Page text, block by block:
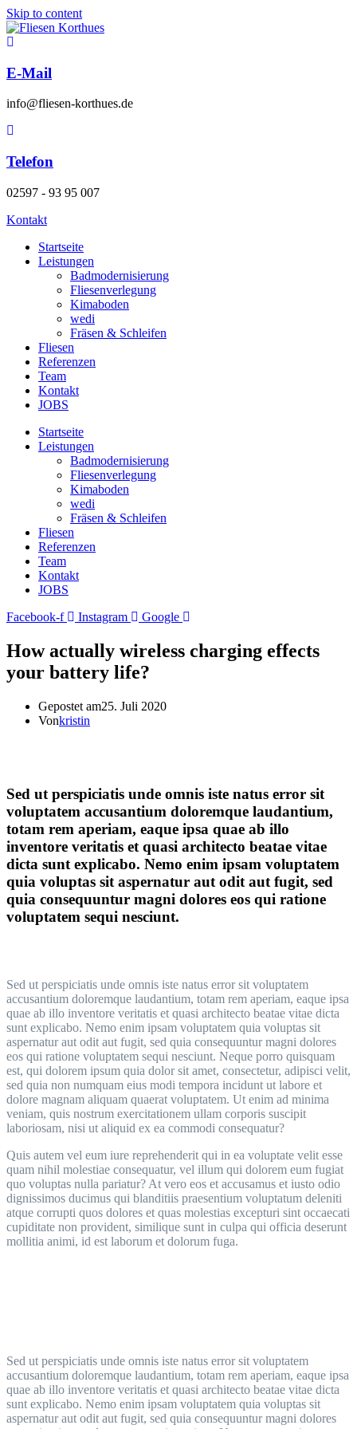
Skip to content
E-Mail
info@fliesen-korthues.de
Telefon
02597 - 93 95 007
Kontakt
Startseite
Leistungen
Badmodernisierung
Fliesenverlegung
Kimaboden
wedi
Fräsen & Schleifen
Fliesen
Referenzen
Team
Kontakt
JOBS
Startseite
Leistungen
Badmodernisierung
Fliesenverlegung
Kimaboden
wedi
Fräsen & Schleifen
Fliesen
Referenzen
Team
Kontakt
JOBS
Facebook-f
Instagram Google
How actually wireless charging effects
your battery life?
Gepostet am25. Juli 2020
Vonkristin
Sed ut perspiciatis unde omnis iste natus error sit
voluptatem accusantium doloremque laudantium,
totam rem aperiam, eaque ipsa quae ab illo
inventore veritatis et quasi architecto beatae vitae
dicta sunt explicabo. Nemo enim ipsam voluptatem
quia voluptas sit aspernatur aut odit aut fugit, sed
quia consequuntur magni dolores eos qui ratione
voluptatem sequi nesciunt.
Sed ut perspiciatis unde omnis iste natus error sit voluptatem
accusantium doloremque laudantium, totam rem aperiam, eaque ipsa
quae ab illo inventore veritatis et quasi architecto beatae vitae dicta
sunt explicabo. Nemo enim ipsam voluptatem quia voluptas sit
aspernatur aut odit aut fugit, sed quia consequuntur magni dolores
eos qui ratione voluptatem sequi nesciunt. Neque porro quisquam
est, qui dolorem ipsum quia dolor sit amet, consectetur, adipisci velit,
sed quia non numquam eius modi tempora incidunt ut labore et
dolore magnam aliquam quaerat voluptatem. Ut enim ad minima
veniam, quis nostrum exercitationem ullam corporis suscipit
laboriosam, nisi ut aliquid ex ea commodi consequatur?
Quis autem vel eum iure reprehenderit qui in ea voluptate velit esse
quam nihil molestiae consequatur, vel illum qui dolorem eum fugiat
quo voluptas nulla pariatur? At vero eos et accusamus et iusto odio
dignissimos ducimus qui blanditiis praesentium voluptatum deleniti
atque corrupti quos dolores et quas molestias excepturi sint occaecati
cupiditate non provident, similique sunt in culpa qui officia deserunt
mollitia animi, id est laborum et dolorum fuga.
Sed ut perspiciatis unde omnis iste natus error sit voluptatem
accusantium doloremque laudantium, totam rem aperiam, eaque ipsa
quae ab illo inventore veritatis et quasi architecto beatae vitae dicta
sunt explicabo. Nemo enim ipsam voluptatem quia voluptas sit
aspernatur aut odit aut fugit, sed quia consequuntur magni dolores